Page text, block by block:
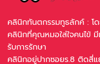
คลินิกทันตกรรมทูธลักค์ :
คลินิกที่คุณหมอใส่ใจคนไข้
รับการรักษา
คลินิกอยู่ปากซอยร.8 ติดสี่แ